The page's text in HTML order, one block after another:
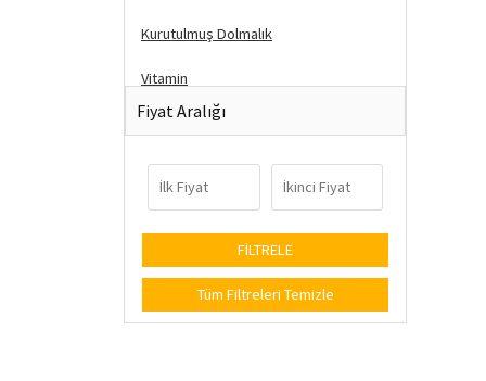
Kurutulmuş Dolmalık
Vitamin
Cilt Bakım
Doğal Sabun
Saç Bakım
Fiyat Aralığı
Tüm Filtreleri Temizle